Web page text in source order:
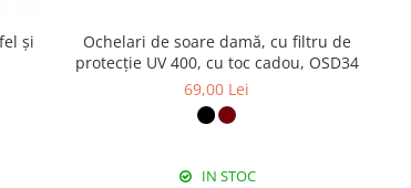
și
Ochelari de soare damă, cu filtru de
protecție UV 400, cu toc cadou, OSD34
69,00 Lei
IN STOC